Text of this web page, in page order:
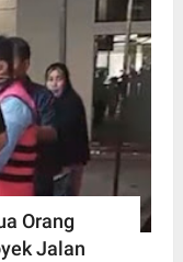
Orang
Jalan